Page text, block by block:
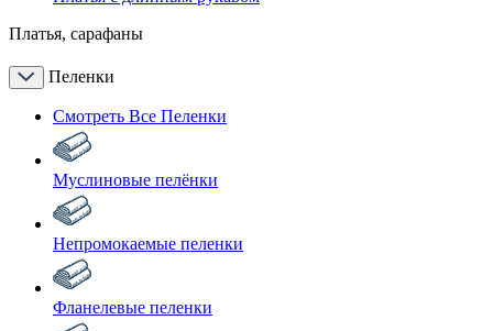
Платья, сарафаны
Пеленки
Смотреть Все Пеленки
Муслиновые пелёнки
Непромокаемые пеленки
Фланелевые пеленки